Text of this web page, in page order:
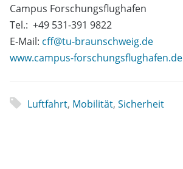
Campus Forschungsflughafen
Tel.: +49 531-391 9822
E-Mail: cff@tu-braunschweig.de
www.campus-forschungsflughafen.de
Luftfahrt, Mobilität, Sicherheit